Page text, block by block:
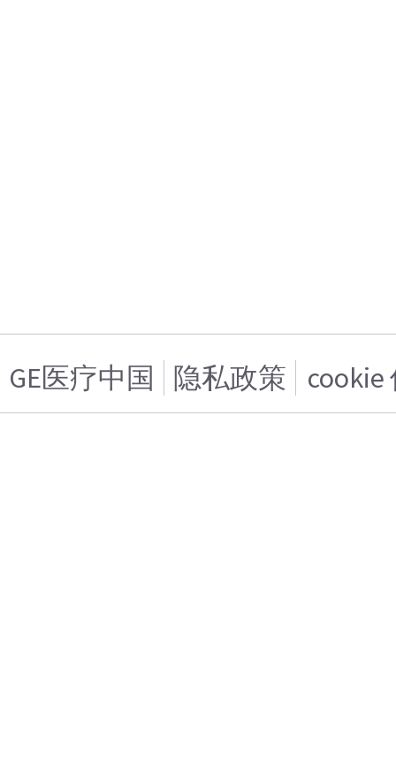
GE医疗中国 隐私政策 cookie